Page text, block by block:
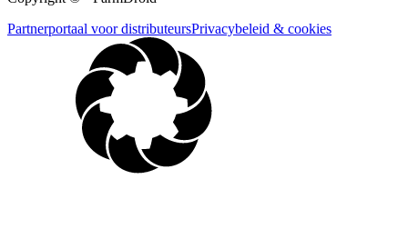
Partnerportaal voor distributeursPrivacybeleid & cookies